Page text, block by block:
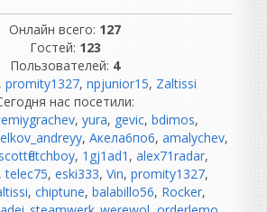
кабелей;
эквалайзеры;
техники.
обслуживание
Онлайн всего: 127
Гостей: 123
Пользователей: 4
, promity1327, npjunior15, Zaltissi
нас посетили:
, yura, gevic, bdimos,
, Акела6по6, amalychev,
scottfletchboy, 1gj1ad1 , alex71radar,
,telec75, eski333, Vin, promity1327,
, chiptune, balabillo56, Rocker,